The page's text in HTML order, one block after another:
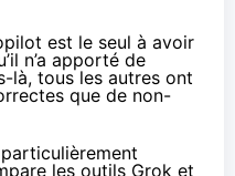
est le seul à avoir
n’a apporté de
là, tous les autres ont
que de non-
les outils Grok et